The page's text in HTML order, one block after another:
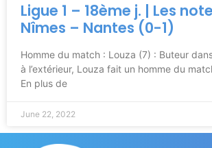
Ligue 1 – 18ème j. | Les
Nîmes – Nantes (0-1)
Homme du match : Louza (7) : Buteur
à l’extérieur, Louza fait un homme du
En plus de
June 22, 2022